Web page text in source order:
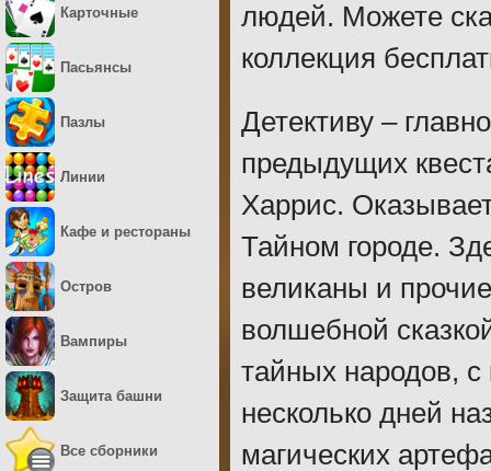
людей. Можете
коллекция
Детективу –
предыдущих
Харрис.
Тайном городе.
великаны и
волшебной
тайных народов, с
несколько дней
магических
Карточные
Пасьянсы
Пазлы
Линии
Кафе и рестораны
Остров
Вампиры
Защита башни
Все сборники